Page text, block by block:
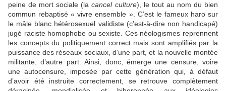
peine de mort sociale (lacancel culture), le tout au nom du bien
commun rebaptisé « vivre ensemble ». C’est le fameux haro sur
le mâle blanc hétérosexuel validiste (c’est-à-dire non handicapé)
jugé raciste homophobe ou sexiste. Ces néologismes reprennent
les concepts du politiquement correct mais sont amplifiés par la
puissance des réseaux sociaux, d’une part, et la nouvelle montée
militante, d’autre part. Ainsi, donc, émerge une censure, voire
une autocensure, imposée par cette génération qui, à défaut
d’avoir été instruite correctement, se retrouve complètement